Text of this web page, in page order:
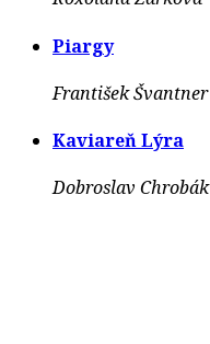
Piargy
František Švantner
Kaviareň Lýra
Dobroslav Chrobák